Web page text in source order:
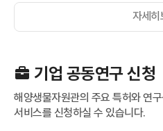
자세히
기업 공동연구 신청
해양생물자원관의 주요 특허와 연
서비스를 신청하실 수 있습니다.